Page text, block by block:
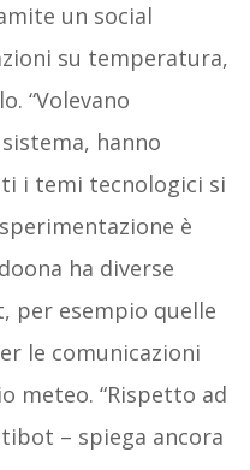
un social
su temperatura,
“Volevano
hanno
i temi tecnologici si
è
ha diverse
per esempio quelle
le comunicazioni
meteo. “Rispetto ad
– spiega ancora